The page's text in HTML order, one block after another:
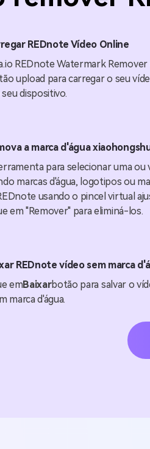
REDnote Vídeo Online
REDnote Watermark
upload para carregar o seu
dispositivo.
a marca d'água
para selecionar uma ou
marcas d'água, logotipos ou
usando o pincel virtual
em "Remover" para eliminá-los.
REDnote vídeo sem marca
emBaixarbotão para salvar o
marca d'água.